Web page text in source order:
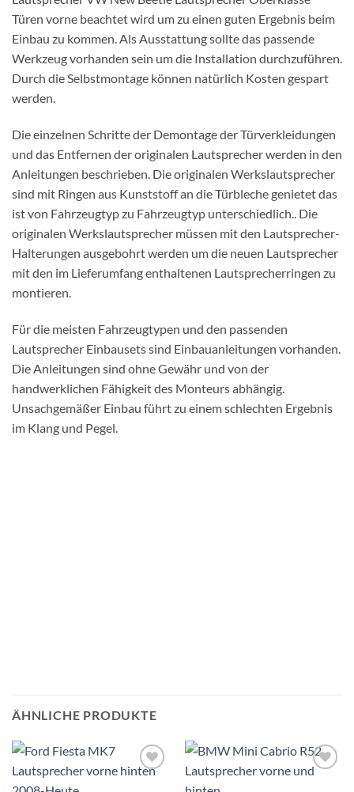
Türen vorne beachtet wird um zu einen guten Ergebnis beim
Einbau zu kommen. Als Ausstattung sollte das passende
Werkzeug vorhanden sein um die Installation durchzuführen.
Durch die Selbstmontage können natürlich Kosten gespart
werden.
Die einzelnen Schritte der Demontage der Türverkleidungen
und das Entfernen der originalen Lautsprecher werden in den
Anleitungen beschrieben. Die originalen Werkslautsprecher
sind mit Ringen aus Kunststoff an die Türbleche genietet das
ist von Fahrzeugtyp zu Fahrzeugtyp unterschiedlich.. Die
originalen Werkslautsprecher müssen mit den Lautsprecher-
Halterungen ausgebohrt werden um die neuen Lautsprecher
mit den im Lieferumfang enthaltenen Lautsprecherringen zu
montieren.
Für die meisten Fahrzeugtypen und den passenden
Lautsprecher Einbausets sind Einbauanleitungen vorhanden.
Die Anleitungen sind ohne Gewähr und von der
handwerklichen Fähigkeit des Monteurs abhängig.
Unsachgemäßer Einbau führt zu einem schlechten Ergebnis
im Klang und Pegel.
ÄHNLICHE PRODUKTE